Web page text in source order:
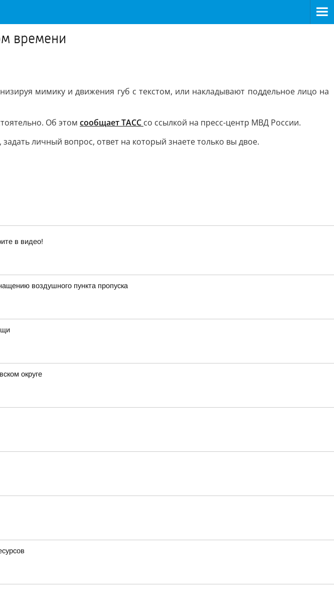
времени
мимику и движения губ с текстом, или накладывают поддельное лицо на
Об этом сообщает ТАСС со ссылкой на пресс-центр МВД России.
личный вопрос, ответ на который знаете только вы двое.
в видео!
воздушного пункта пропуска
округе